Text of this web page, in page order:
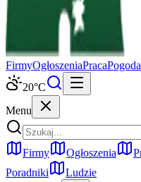
FirmyOgłoszeniaPracaPogoda
20°C
Menu
Firmy Ogłoszenia
Poradniki
Ludzie